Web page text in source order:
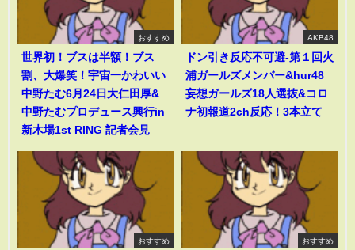
おすすめ
世界初！ブスは半額！ブス
割、大爆笑！宇宙一かわいい
中野たむ6月24日大仁田厚&
中野たむプロデュース興行in
新木場1st RING 記者会見
AKB48
ドン引き反応不可避-第１回火
浦ガールズメンバー&hur48
妄想ガールズ18人選抜&コロ
ナ初報道2ch反応！3本立て
おすすめ おすすめ